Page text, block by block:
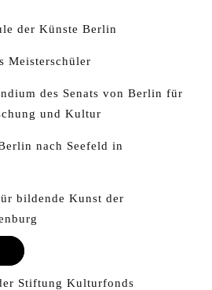
der Künste Berlin
Meisterschüler
des Senats von Berlin für
und Kultur
nach Seefeld in
bildende Kunst der
Stiftung Kulturfonds